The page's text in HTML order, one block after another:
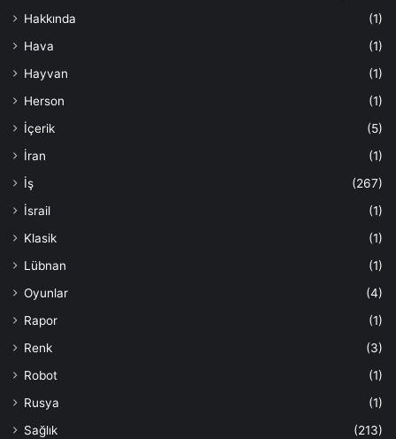
Hakkında
(1)
Hava
(1)
Hayvan
(1)
Herson
(1)
İçerik
(5)
İran
(1)
İş
(267)
İsrail
(1)
Klasik
(1)
Lübnan
(1)
Oyunlar
(4)
Rapor
(1)
Renk
(3)
Robot
(1)
Rusya
(1)
Sağlık
(213)